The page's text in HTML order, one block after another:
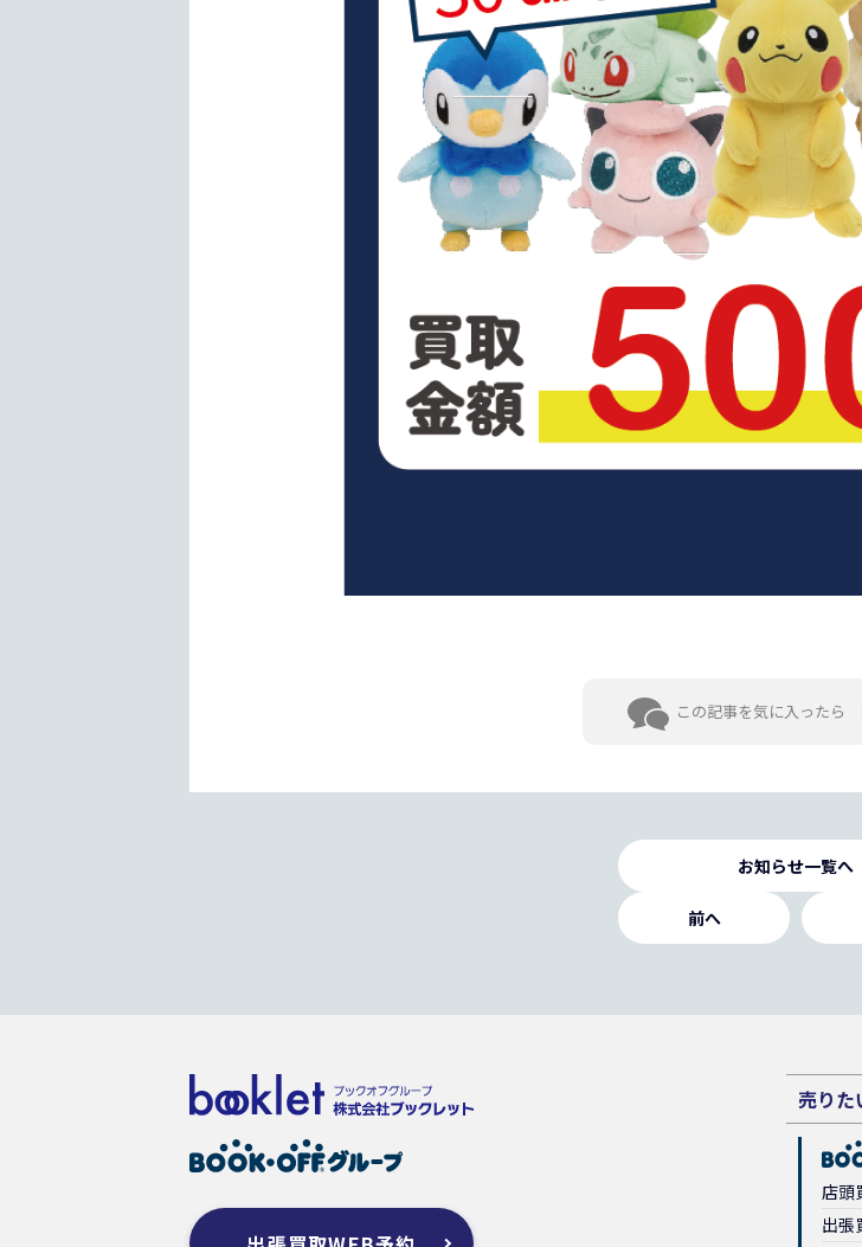
この記事を気に入ったら
お知らせ一覧へ
前へ
売りた
店頭
出張